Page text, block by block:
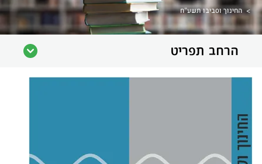
> החינוך וסביבו תשע"ח
הרחב תפריט